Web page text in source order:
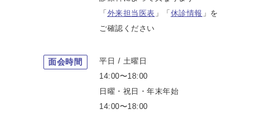
「 外来担当医表 」「 休診情報 」を
ご確認ください
面会時間
平日 / 土曜日
14:00〜18:00
日曜・祝日・年末年始
14:00〜18:00